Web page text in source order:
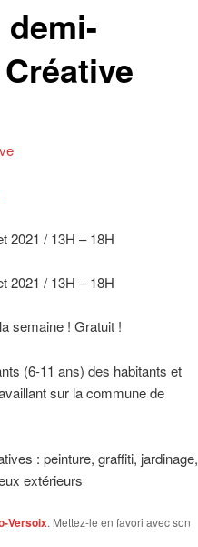
demi-
2021 / 13H – 18H
2021 / 13H – 18H
semaine ! Gratuit !
(6-11 ans) des habitants et
sur la commune de
: peinture, graffiti, jardinage,
extérieurs
Versoix. Mettez-le en favori avec son